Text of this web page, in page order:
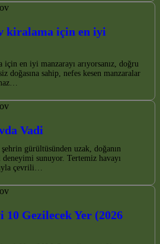
kiralama için en iyi
en iyi manzarayı arıyorsanız, doğru
doğasına sahip, nefes kesen manzaralar
Vadi
gürültüsünden uzak, doğanın
sunuyor. Tertemiz havayı
çevrili…
10 Gezilecek Yer (2026